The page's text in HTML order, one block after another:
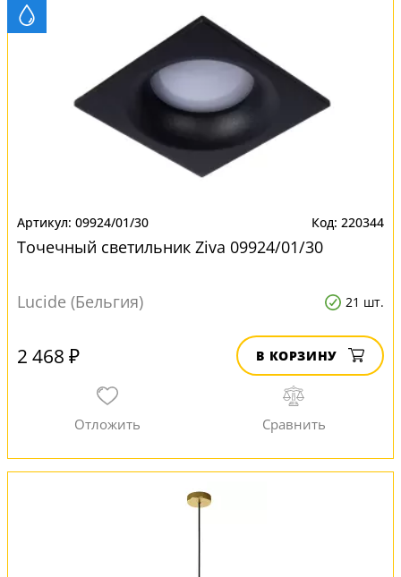
09924/01/30 220344
Точечный светильник Ziva 09924/01/30
Lucide (Бельгия) 21 шт.
2 468 ₽ В КОРЗИНУ